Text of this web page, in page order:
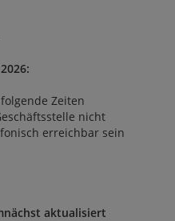
Zeiten
nicht
erreichbar sein
aktualisiert